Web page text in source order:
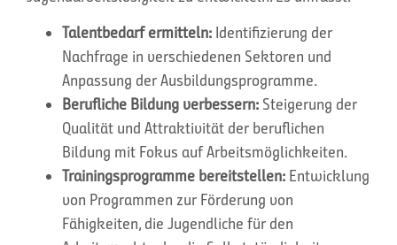
Talentbedarf ermitteln: Identifizierung der
Nachfrage in verschiedenen Sektoren und
Anpassung der Ausbildungsprogramme.
Berufliche Bildung verbessern: Steigerung der
Qualität und Attraktivität der beruflichen
Bildung mit Fokus auf Arbeitsmöglichkeiten.
Trainingsprogramme bereitstellen: Entwicklung
von Programmen zur Förderung von
Fähigkeiten, die Jugendliche für den